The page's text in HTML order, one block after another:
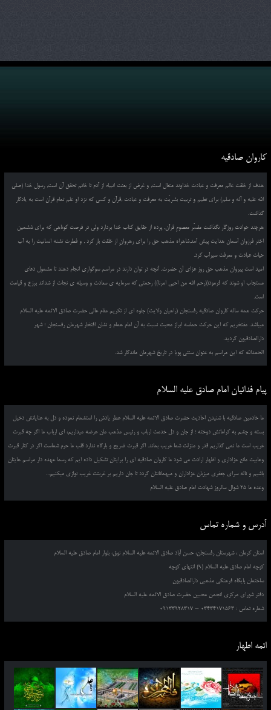
کاروان صادقیه
هدف از خلقت عالم معرفت و عبادت خداوند متعال است, و غرض از بعثت انبیاء از آدم تا خاتم تحقق آن است, رسول خدا (صلی
الله علیه و آله و سلم) برای تعلیم و تربیت بشریّت به معرفت و عبادت ,قرآن و کسی که نزد او علم تمام قرآن است به یادگار
گذاشت.
هرچند حوادث روزگار نگذاشت مفسّر معصومِ قرآن, پرده از حقایق کتاب خدا بردارد ولی در فرصت کوتاهی که برای ششمین
اختر فرزوان آسمان هدایت پیش آمد,شاهراه مذهب حق را برای رهروانِ از خلقت باز کرد , و فطرت تشنه انسانیت را به آب
حیات عبادت و معرفت سیرآب کرد.
امید است پیروان مذهب حق روز عزای آن حضرت, آنچه در توان دارند در مراسم سوگواری انجام دهند تا مشمول دعای
مستجاب او شوند که فرمود((رحم الله من احیی امرنا)) رحمتی که سرمایه ی سعادت و وسیله ی نجات از شدائد برزخ و قیامت
است.
حرکت همه ساله کاروان صادقیه رفسنجان (راهیان ولایت) جلوه ای از تکریم مقام عالی حضرت صادق الائمه علیه السلام
میباشد. مفتخریم که این حرکت حماسه ابراز محبت نسبت به آن امام همام و نشان افتخار شهرمان رفسنجان ؛ شهر
دارالصادقیون گردید.
الحمدالله که این مراسم به عنوان سنتی پویا در تاریخ شهرمان ماندگار شد.
پیام فدائیان امام صادق علیه السلام
ما خادمین صادقیه با شنیدن احادیث حضرت صادق الائمه علیه السلام عطر یادش را استشمام نموده و دل به عنایاتش دخیل
بسته و چشم به کراماتش دوخته ؛ از جان و دل خدمت ارباب و رئیس مذهب مان عرضه میداریم، ای ارباب ما اگر چه قبرت
غریب است ما نمی گذاریم قدر و منزلت شما غریب بماند. اگر قبرت ضریح و بارگاه ندارد قلب ما حرم شماست اگر در کنار قبرت
وهابیت مانع عزاداری و اظهار ارادت می شود ما کاروان صادقیه ای را برایتان تشکیل داده ایم که رسما عهده دار مراسم هایتان
باشیم و ناله سرای جعفری میزبان عزاداران و میهمانانتان گردد تا جان داریم بر غربتت غریب نوازی میکنیم...
وعده ما 25 شوال سالروز شهادت امام صادق علیه السلام
آدرس و شماره تماس
استان کرمان ، شهرستان رفسنجان، حسن آباد صادق الائمه علیه السلام نوق، بلوار امام صادق علیه السلام
کوچه امام صادق علیه السلام (9) انتهای کوچه
ساختمان پایگاه فرهنگی مذهبی دارالصادقیون
دفتر شورای مرکزی انجمن محبین حضرت صادق الائمه علیه السلام
شماره تماس : 03434171563 – 09133928317
ائمه اطهار